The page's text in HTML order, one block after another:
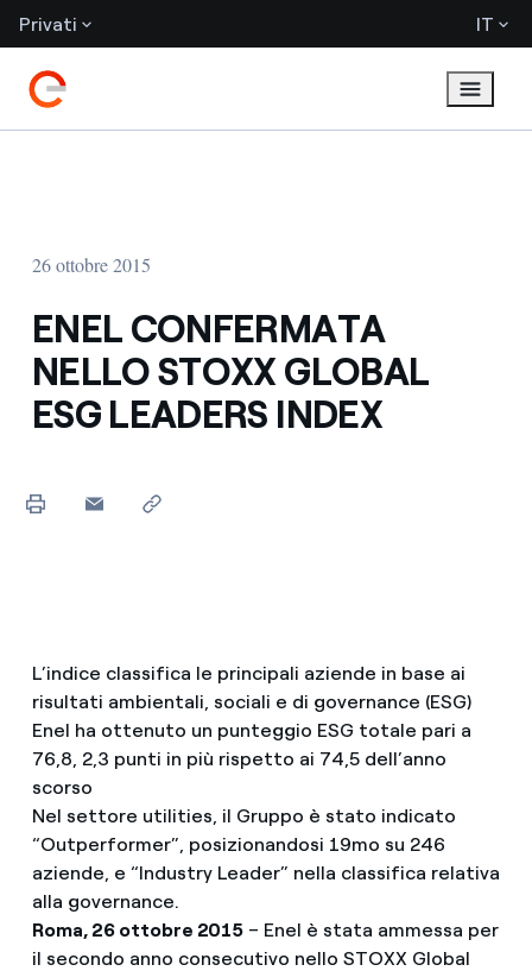
Privati IT
26 ottobre 2015
ENEL CONFERMATA
NELLO STOXX GLOBAL
ESG LEADERS INDEX
L’indice classifica le principali aziende in base ai
risultati ambientali, sociali e di governance (ESG)
Enel ha ottenuto un punteggio ESG totale pari a
76,8, 2,3 punti in più rispetto ai 74,5 dell’anno
scorso
Nel settore utilities, il Gruppo è stato indicato
“Outperformer”, posizionandosi 19mo su 246
aziende, e “Industry Leader” nella classifica relativa
alla governance.
Roma, 26 ottobre 2015 – Enel è stata ammessa per
il secondo anno consecutivo nello STOXX Global